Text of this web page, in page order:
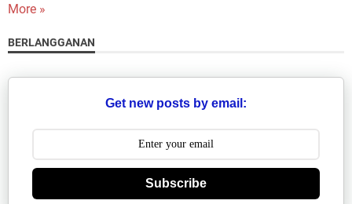
More »
BERLANGGANAN
Get new posts by email:
Subscribe